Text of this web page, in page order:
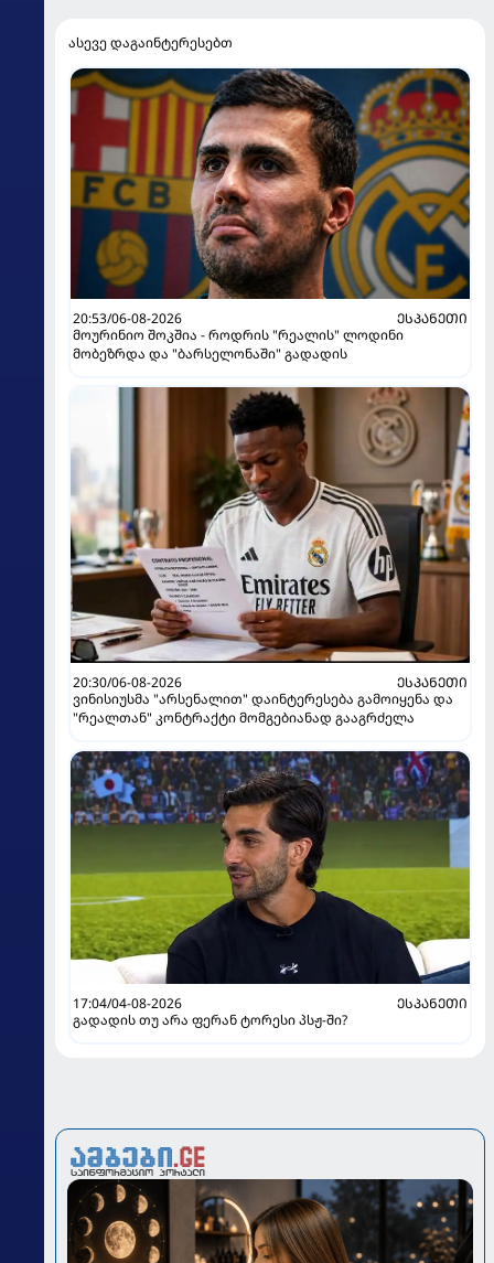
ასევე დაგაინტერესებთ
20:53/06-08-2026
ᲔᲡᲞᲐᲜᲔᲗᲘ
მოურინიო შოკშია - როდრის "რეალის" ლოდინი
მობეზრდა და "ბარსელონაში" გადადის
20:30/06-08-2026
ᲔᲡᲞᲐᲜᲔᲗᲘ
ვინისიუსმა "არსენალით" დაინტერესება გამოიყენა და
"რეალთან" კონტრაქტი მომგებიანად გააგრძელა
17:04/04-08-2026
ᲔᲡᲞᲐᲜᲔᲗᲘ
გადადის თუ არა ფერან ტორესი პსჟ-ში?